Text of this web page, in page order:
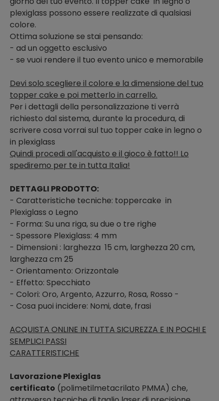
plexiglass possono essere realizzate di qualsiasi
colore.
Ottima soluzione se stai pensando:
- ad un oggetto esclusivo
- se vuoi rendere il tuo evento unico e memorabile
Devi solo scegliere il colore e la dimensione del tuo
topper cake e poi metterlo in carrello.
Per i dettagli della personalizzazione ti verrà
richiesto dal sistema, durante la procedura, di
scrivere cosa vorrai sul tuo topper cake in legno o
in plexiglass
Quindi procedi all'acquisto e il gioco è fatto!! Lo
spediremo per te in tutta Italia!
DETTAGLI PRODOTTO:
- Caratteristiche tecniche: toppercake in
Plexiglass o Legno
- Forma: Su una riga, su due o tre righe
- Spessore Plexiglass: 4 mm
- Dimensioni : larghezza 15 cm, larghezza 20 cm,
larghezza cm 25
- Orientamento: Orizzontale
- Effetto: Specchiato
- Colori: Oro, Argento, Azzurro, Rosa, Rosso -
- Cosa puoi incidere: Nomi, date, frasi
ACQUISTA ONLINE IN TUTTA SICUREZZA E IN POCHI E
SEMPLICI PASSI
CARATTERISTICHE
Lavorazione Plexiglas
certificato (polimetilmetacrilato PMMA) che,